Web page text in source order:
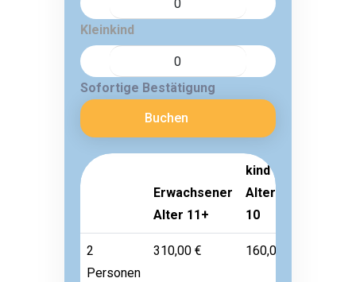
Kleinkind
Sofortige Bestätigung
Buchen
Erwachsener
Alter 11+
kind
Alter 3-
10
2
Personen
310,00 € 160,00 €